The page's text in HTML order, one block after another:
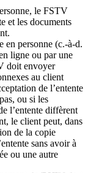
le FSTV
et les documents
en personne (c.-à-d.
ligne ou par une
doit envoyer
au client
de l’entente
ou si les
l’entente diffèrent
le client peut, dans
de la copie
sans avoir à
ou une autre